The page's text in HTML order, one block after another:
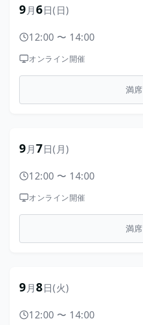
9月6日(日)
12:00 〜 14:00
オンライン開催
満席
9月7日(月)
12:00 〜 14:00
オンライン開催
満席
9月8日(火)
12:00 〜 14:00